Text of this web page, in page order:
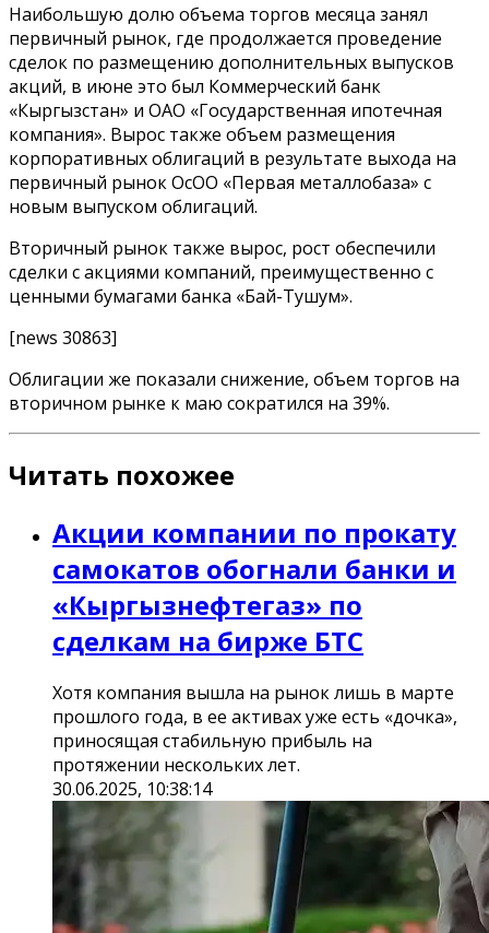
Наибольшую долю объема торгов месяца занял
первичный рынок, где продолжается проведение
сделок по размещению дополнительных выпусков
акций, в июне это был Коммерческий банк
«Кыргызстан» и ОАО «Государственная ипотечная
компания». Вырос также объем размещения
корпоративных облигаций в результате выхода на
первичный рынок ОсОО «Первая металлобаза» с
новым выпуском облигаций.
Вторичный рынок также вырос, рост обеспечили
сделки с акциями компаний, преимущественно с
ценными бумагами банка «Бай-Тушум».
[news 30863]
Облигации же показали снижение, объем торгов на
вторичном рынке к маю сократился на 39%.
Читать похожее
Акции компании по прокату
самокатов обогнали банки и
«Кыргызнефтегаз» по
сделкам на бирже БТС
Хотя компания вышла на рынок лишь в марте
прошлого года, в ее активах уже есть «дочка»,
приносящая стабильную прибыль на
протяжении нескольких лет.
30.06.2025, 10:38:14